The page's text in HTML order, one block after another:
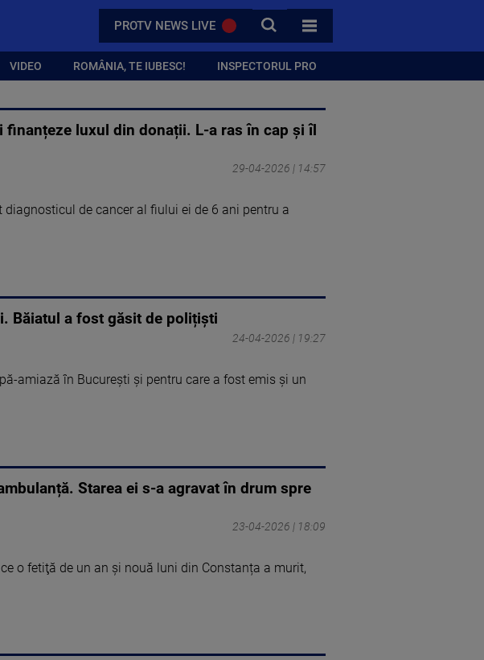
PROTV NEWS LIVE CAUTA
TOATE CATEGORIILE
VIDEO ROMÂNIA, TE IUBESC! INSPECTORUL PRO
luxul din donații. L-a ras în cap și îl
29-04-2026 | 14:57
de cancer al fiului ei de 6 ani pentru a
Băiatul a fost găsit de polițiști
24-04-2026 | 19:27
amiază în București și pentru care a fost emis și un
Starea ei s-a agravat în drum spre
23-04-2026 | 18:09
o fetiţă de un an şi nouă luni din Constanța a murit,